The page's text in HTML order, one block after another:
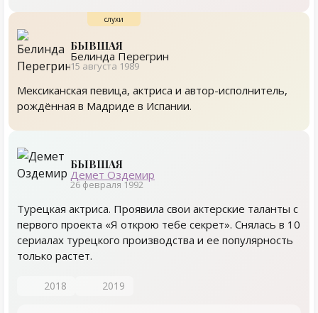
БЫВШАЯ
Белинда Перегрин
15 августа 1989
Мексиканская певица, актриса и автор-исполнитель,
рождённая в Мадриде в Испании.
БЫВШАЯ
Демет Оздемир
26 февраля 1992
Турецкая актриса. Проявила свои актерские таланты с
первого проекта «Я открою тебе секрет». Снялась в 10
сериалах турецкого производства и ее популярность
только растет.
2018 2019